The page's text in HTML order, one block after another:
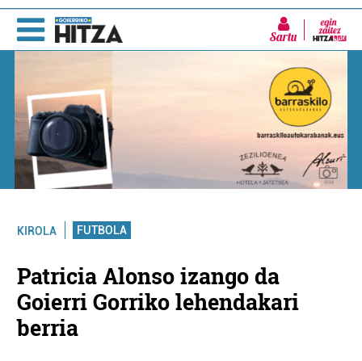
Sartu
KIROLA FUTBOLA
Patricia Alonso izango da
Goierri Gorriko lehendakari
berria